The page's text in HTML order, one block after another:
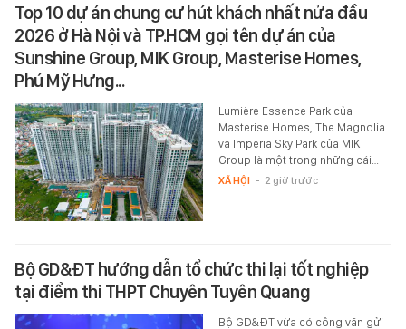
Top 10 dự án chung cư hút khách nhất nửa đầu
2026 ở Hà Nội và TP.HCM gọi tên dự án của
Sunshine Group, MIK Group, Masterise Homes,
Phú Mỹ Hưng...
Lumière Essence Park của
Masterise Homes, The Magnolia
và Imperia Sky Park của MIK
Group là một trong những cái…
XÃ HỘI - 2 giờ trước
Bộ GD&ĐT hướng dẫn tổ chức thi lại tốt nghiệp
tại điểm thi THPT Chuyên Tuyên Quang
Bộ GD&ĐT vừa có công văn gửi